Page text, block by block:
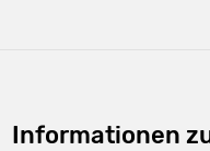
Informationen